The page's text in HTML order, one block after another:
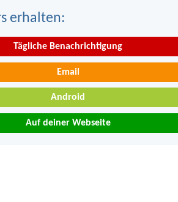
erhalten:
Tägliche Benachrichtigung
Email
Android
Auf deiner Webseite